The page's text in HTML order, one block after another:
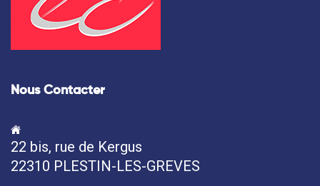
Nous Contacter
22 bis, rue de Kergus
22310 PLESTIN-LES-GREVES